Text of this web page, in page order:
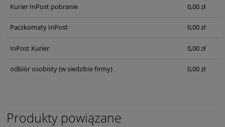
Kurier InPost pobranie 0,00 zł
Paczkomaty InPost 0,00 zł
InPost Kurier 0,00 zł
odbiór osobisty(w siedzibie firmy) 0,00 zł
Produkty powiązane